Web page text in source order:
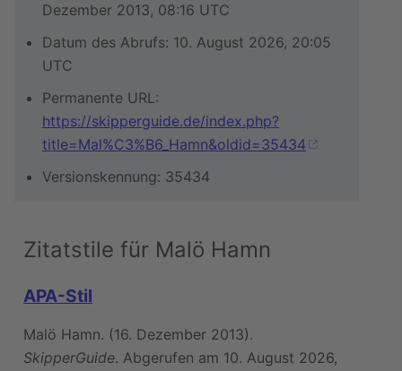
Dezember 2013, 08:16 UTC
Datum des Abrufs: 10. August 2026, 20:05
UTC
Permanente URL:
https://skipperguide.de/index.php?
title=Mal%C3%B6_Hamn&oldid=35434
Versionskennung: 35434
Zitatstile für Malö Hamn
APA-Stil
Malö Hamn. (16. Dezember 2013).
SkipperGuide. Abgerufen am 10. August 2026,